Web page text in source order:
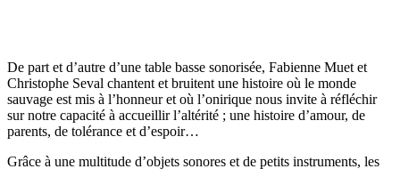
De part et d’autre d’une table basse sonorisée, Fabienne Muet et
Christophe Seval chantent et bruitent une histoire où le monde
sauvage est mis à l’honneur et où l’onirique nous invite à réfléchir
sur notre capacité à accueillir l’altérité ; une histoire d’amour, de
parents, de tolérance et d’espoir…
Grâce à une multitude d’objets sonores et de petits instruments, les